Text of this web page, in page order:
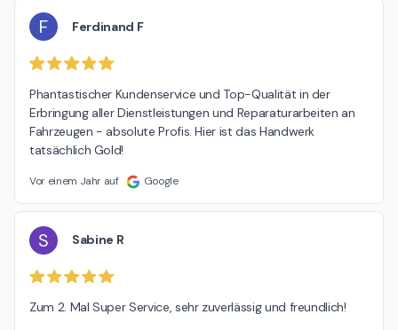
F Ferdinand F
Phantastischer Kundenservice und Top-Qualität in der
Erbringung aller Dienstleistungen und Reparaturarbeiten an
Fahrzeugen - absolute Profis. Hier ist das Handwerk
tatsächlich Gold!
Vor einem Jahr auf Google
S Sabine R
Zum 2. Mal Super Service, sehr zuverlässig und freundlich!